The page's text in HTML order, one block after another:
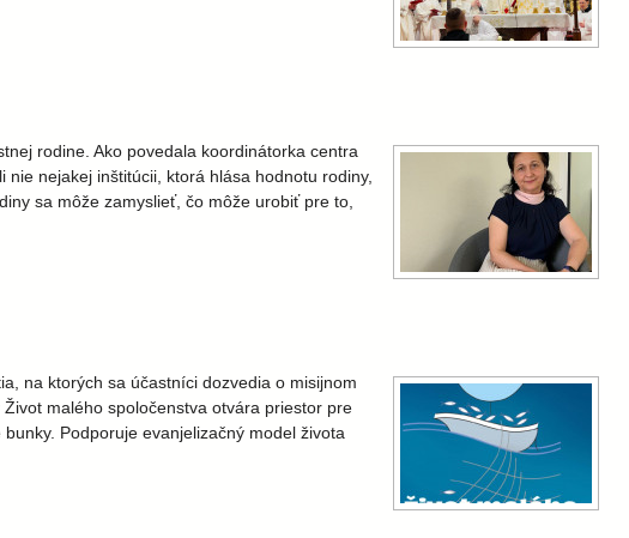
rodine. Ako povedala koordinátorka centra
nejakej inštitúcii, ktorá hlása hodnotu rodiny,
sa môže zamyslieť, čo môže urobiť pre to,
na ktorých sa účastníci dozvedia o misijnom
malého spoločenstva otvára priestor pre
Podporuje evanjelizačný model života